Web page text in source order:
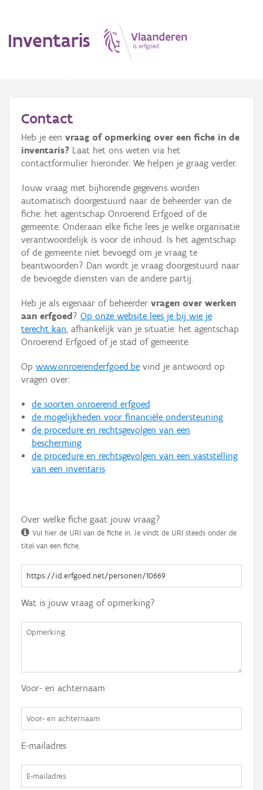
Inventaris
Erfgoedobject
Aanduidingsobject
Waarneming
Thema
Gebeurtenis
Persoon of collectief
Hergebruik
Aanmelden
Contact
Heb je een vraag of opmerking over een fiche in de
inventaris? Laat het ons weten via het
contactformulier hieronder. We helpen je graag verder.
Jouw vraag met bijhorende gegevens worden
automatisch doorgestuurd naar de beheerder van de
fiche: het agentschap Onroerend Erfgoed of de
gemeente. Onderaan elke fiche lees je welke organisatie
verantwoordelijk is voor de inhoud. Is het agentschap
of de gemeente niet bevoegd om je vraag te
beantwoorden? Dan wordt je vraag doorgestuurd naar
de bevoegde diensten van de andere partij.
Heb je als eigenaar of beheerder vragen over werken
aan erfgoed ? Op onze website lees je bij wie je
terecht kan, afhankelijk van je situatie: het agentschap
Onroerend Erfgoed of je stad of gemeente.
Op www.onroerenderfgoed.be vind je antwoord op
vragen over:
de soorten onroerend erfgoed
de mogelijkheden voor financiële ondersteuning
de procedure en rechtsgevolgen van een
bescherming
de procedure en rechtsgevolgen van een vaststelling
van een inventaris
Over welke fiche gaat jouw vraag?
Vul hier de URI van de fiche in. Je vindt de URI steeds onder de
titel van een fiche.
Wat is jouw vraag of opmerking?
Voor- en achternaam
E-mailadres